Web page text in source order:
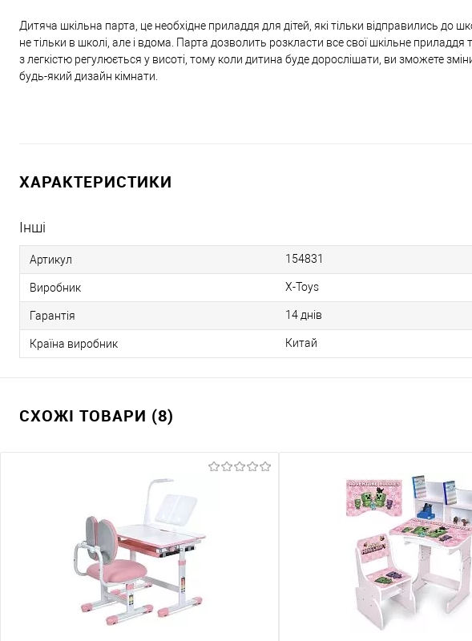
Дитяча шкільна парта, це необхідне приладдя для дітей, які тільки відправились до
не тільки в школі, але і вдома. Парта дозволить розкласти все свої шкільне
з легкістю регулюється у висоті, тому коли дитина буде дорослішати, ви зможете
будь-який дизайн кімнати.
ХАРАКТЕРИСТИКИ
Інші
Артикул 154831
Виробник X-Toys
Гарантія 14 днів
Країна виробник Китай
СХОЖІ ТОВАРИ (8)